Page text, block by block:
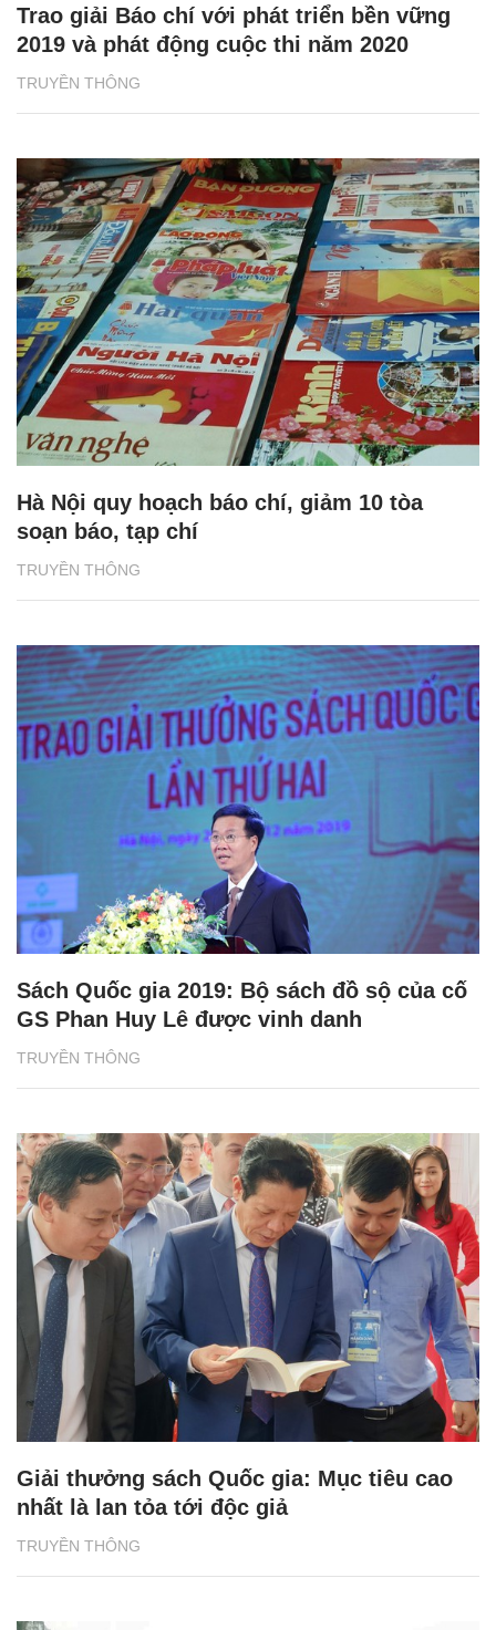
TRUYỀN THÔNG
Trao giải Báo chí với phát triển bền vững
2019 và phát động cuộc thi năm 2020
TRUYỀN THÔNG
Hà Nội quy hoạch báo chí, giảm 10 tòa
soạn báo, tạp chí
TRUYỀN THÔNG
Sách Quốc gia 2019: Bộ sách đồ sộ của cố
GS Phan Huy Lê được vinh danh
TRUYỀN THÔNG
Giải thưởng sách Quốc gia: Mục tiêu cao
nhất là lan tỏa tới độc giả